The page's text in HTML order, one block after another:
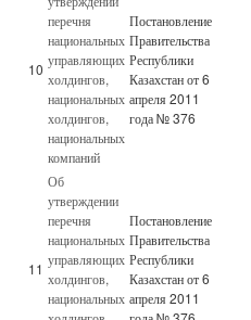
10
перечня
национальных
управляющих
холдингов,
национальных
холдингов,
национальных
компаний
Постановление
Правительства
Республики
Казахстан от 6
апреля 2011
года № 376
11
Об
утверждении
перечня
национальных
управляющих
холдингов,
национальных
Постановление
Правительства
Республики
Казахстан от 6
апреля 2011